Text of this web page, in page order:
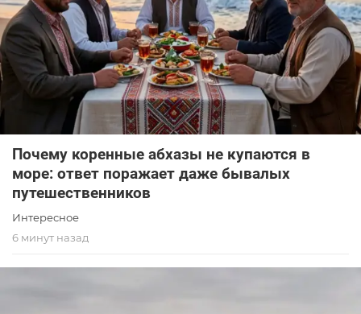
Почему коренные абхазы не купаются в
море: ответ поражает даже бывалых
путешественников
Интересное
6 минут назад